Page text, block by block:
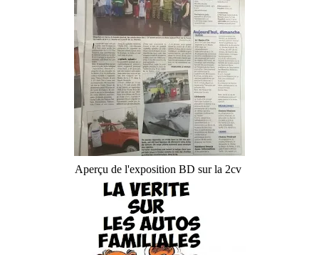
Aperçu de l'exposition BD sur la 2cv